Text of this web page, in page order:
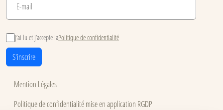
J’ai lu et j’accepte laPolitique de confidentialité
S'inscrire
Mention Légales
Politique de confidentialité mise en application RGDP